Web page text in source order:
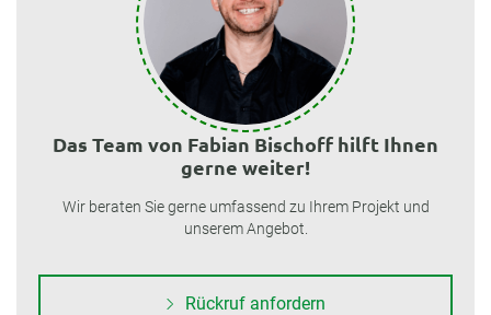
Das Team von Fabian Bischoff hilft Ihnen
gerne weiter!
Wir beraten Sie gerne umfassend zu Ihrem Projekt und
unserem Angebot.
Rückruf anfordern